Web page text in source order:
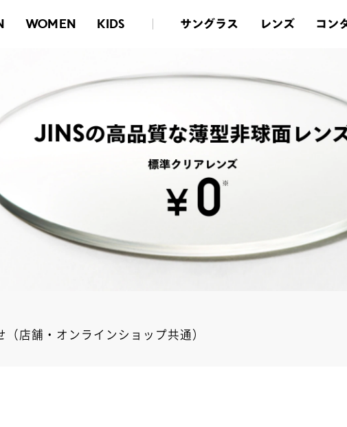
WOMEN KIDS サングラス レンズ コン
店舗・オンラインショップ共通）